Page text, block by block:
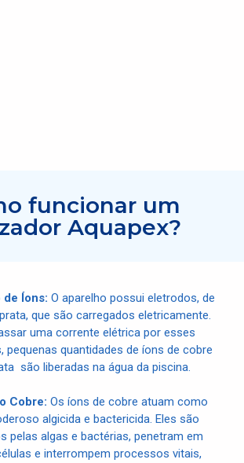
funcionar um
Aquapex?
de Íons: O aparelho possui eletrodos, de
que são carregados eletricamente.
uma corrente elétrica por esses
pequenas quantidades de íons de cobre
são liberadas na água da piscina.
Cobre: Os íons de cobre atuam como
algicida e bactericida. Eles são
pelas algas e bactérias, penetram em
e interrompem processos vitais,